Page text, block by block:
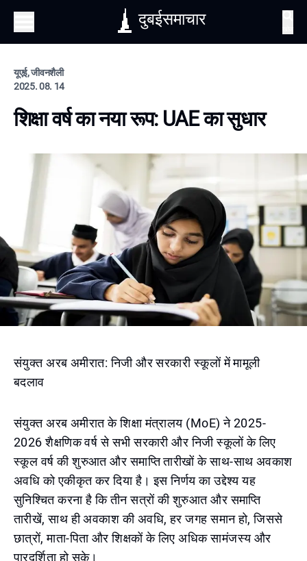
दुबईसमाचार
यूएई, जीवनशैली
2025. 08. 14
शिक्षा वर्ष का नया रूप: UAE का सुधार
संयुक्त अरब अमीरात: निजी और सरकारी स्कूलों में मामूली
बदलाव
संयुक्त अरब अमीरात के शिक्षा मंत्रालय (MoE) ने 2025-
2026 शैक्षणिक वर्ष से सभी सरकारी और निजी स्कूलों के लिए
स्कूल वर्ष की शुरुआत और समाप्ति तारीखों के साथ-साथ अवकाश
अवधि को एकीकृत कर दिया है। इस निर्णय का उद्देश्य यह
सुनिश्चित करना है कि तीन सत्रों की शुरुआत और समाप्ति
तारीखें, साथ ही अवकाश की अवधि, हर जगह समान हो, जिससे
छात्रों, माता-पिता और शिक्षकों के लिए अधिक सामंजस्य और
पारदर्शिता हो सके।